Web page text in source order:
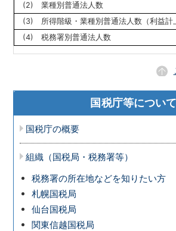
(2) 業種別普通法人数
(3) 所得階級・業種別普通法人数（利益計
(4) 税務署別普通法人数
国税庁等について
国税庁の概要
組織（国税局・税務署等）
税務署の所在地などを知りたい方
札幌国税局
仙台国税局
関東信越国税局